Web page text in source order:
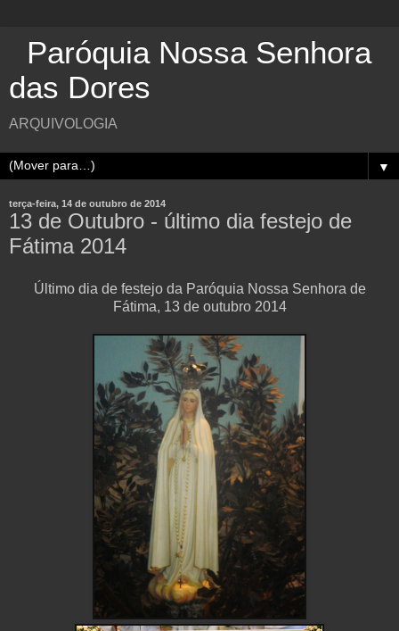
Paróquia Nossa Senhora
das Dores
ARQUIVOLOGIA
▼
terça-feira, 14 de outubro de 2014
13 de Outubro - último dia festejo de
Fátima 2014
Último dia de festejo da Paróquia Nossa Senhora de
Fátima, 13 de outubro 2014